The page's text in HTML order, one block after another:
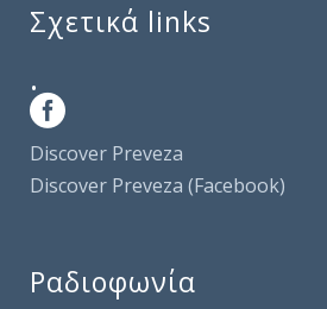
Σχετικά links
.
Discover Preveza
Discover Preveza (Facebook)
Ραδιοφωνία